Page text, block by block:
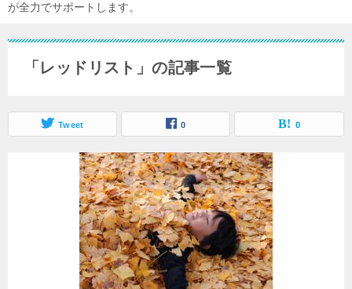
が全力でサポートします。
「レッドリスト」の記事一覧
Tweet 0 0